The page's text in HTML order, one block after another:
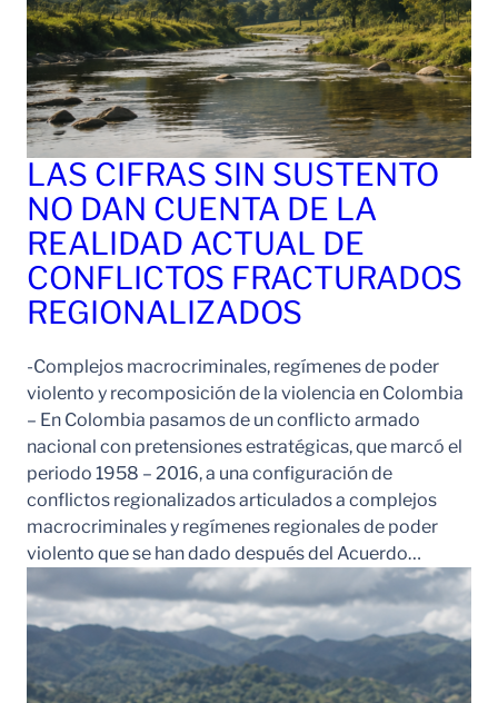
LAS CIFRAS SIN SUSTENTO
NO DAN CUENTA DE LA
REALIDAD ACTUAL DE
CONFLICTOS FRACTURADOS
REGIONALIZADOS
-Complejos macrocriminales, regímenes de poder
violento y recomposición de la violencia en Colombia
– En Colombia pasamos de un conflicto armado
nacional con pretensiones estratégicas, que marcó el
periodo 1958 – 2016, a una configuración de
conflictos regionalizados articulados a complejos
macrocriminales y regímenes regionales de poder
violento que se han dado después del Acuerdo…